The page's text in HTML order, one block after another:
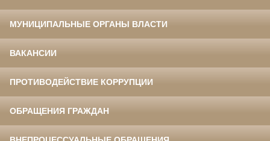
МУНИЦИПАЛЬНЫЕ ОРГАНЫ ВЛАСТИ
ВАКАНСИИ
ПРОТИВОДЕЙСТВИЕ КОРРУПЦИИ
ОБРАЩЕНИЯ ГРАЖДАН